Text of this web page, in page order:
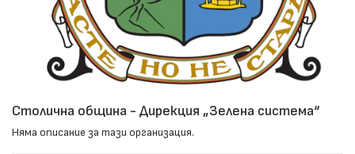
Столична община - Дирекция „Зелена система“
Няма описание за тази организация.